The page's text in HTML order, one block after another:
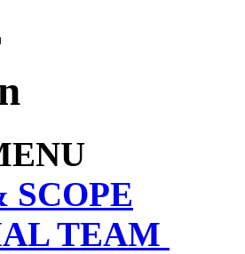
SCOPE
TEAM